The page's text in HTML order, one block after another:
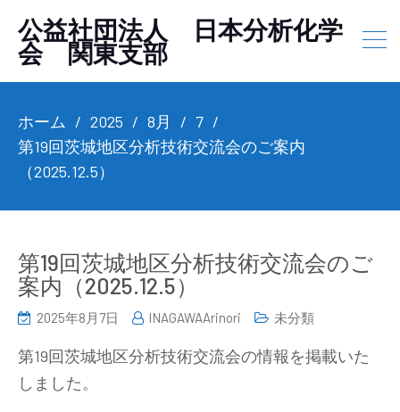
公益社団法人 日本分析化学
会 関東支部
ホーム 2025 8月
7
第19回茨城地区分析技術交流会のご案内
（2025.12.5）
第19回茨城地区分析技術交流会のご
案内（2025.12.5）
2025年8月7日 INAGAWAArinori 未分類
第19回茨城地区分析技術交流会の情報を掲載いた
しました。